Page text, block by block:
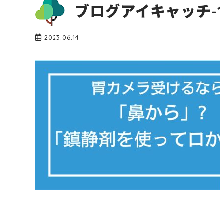
ブログアイキャッチ-
2023.06.14